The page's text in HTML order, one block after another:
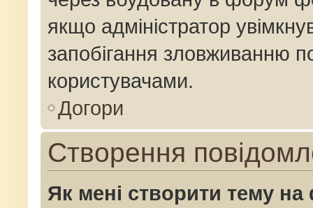
якщо адміністратор
запобігання зловживанню
користувачами.
Догори
Створення
Як мені створити тему